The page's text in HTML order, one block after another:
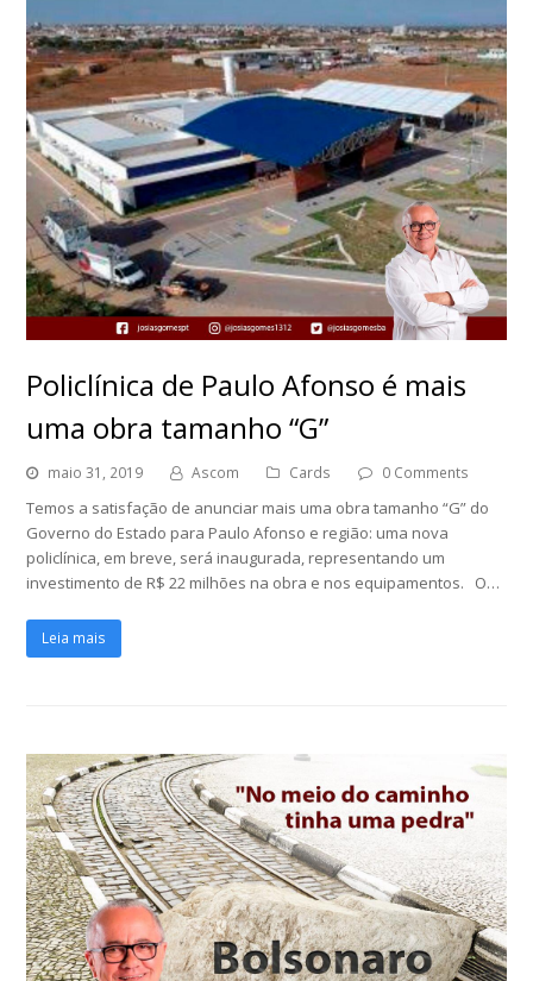
Policlínica de Paulo Afonso é mais
uma obra tamanho “G”
maio 31, 2019 Ascom Cards 0 Comments
Temos a satisfação de anunciar mais uma obra tamanho “G” do
Governo do Estado para Paulo Afonso e região: uma nova
policlínica, em breve, será inaugurada, representando um
investimento de R$ 22 milhões na obra e nos equipamentos. O…
Leia mais